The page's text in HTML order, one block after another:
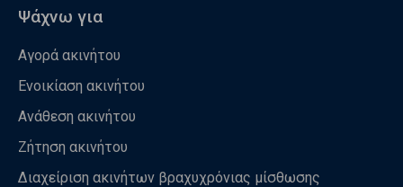
Ψάχνω για
Αγορά ακινήτου
Ενοικίαση ακινήτου
Ανάθεση ακινήτου
Ζήτηση ακινήτου
Διαχείριση ακινήτων βραχυχρόνιας μίσθωσης